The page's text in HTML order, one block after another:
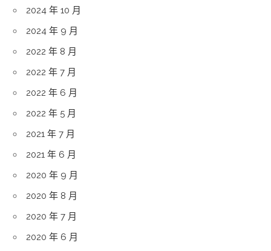
2024 年 10 月
2024 年 9 月
2022 年 8 月
2022 年 7 月
2022 年 6 月
2022 年 5 月
2021 年 7 月
2021 年 6 月
2020 年 9 月
2020 年 8 月
2020 年 7 月
2020 年 6 月